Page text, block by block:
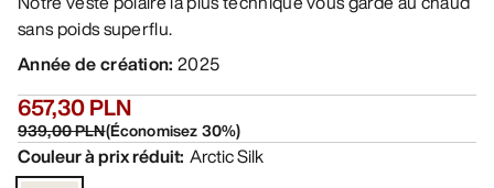
sans poids superflu.
Année de création: 2025
657,30 PLN
939,00 PLN(Économisez30%)
Couleur à prix réduit: Arctic Silk